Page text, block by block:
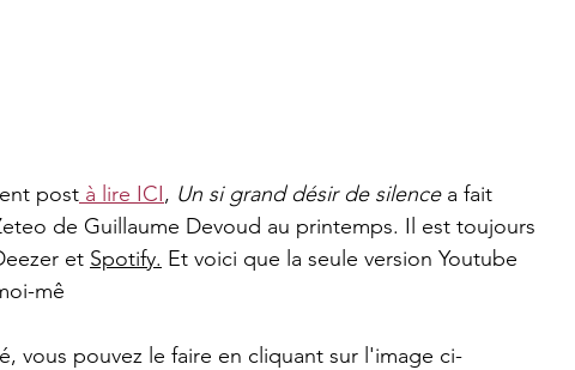
post à lire ICI, Un si grand désir de silence a fait
de Guillaume Devoud au printemps. Il est toujours
et Spotify. Et voici que la seule version Youtube
mê
vous pouvez le faire en cliquant sur l'image ci-